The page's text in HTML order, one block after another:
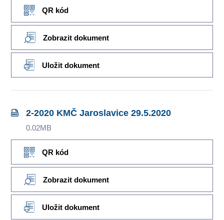
QR kód
Zobrazit dokument
Uložit dokument
2-2020 KMČ Jaroslavice 29.5.2020
0.02MB
QR kód
Zobrazit dokument
Uložit dokument